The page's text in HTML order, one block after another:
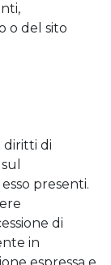
o del sito
diritti di
presenti.
di
in